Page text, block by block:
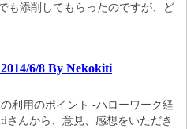
も添削してもらったのですが、ど
6/8 By Nekokiti
利用のポイント -ハローワーク経
さんから、意見、感想をいただき